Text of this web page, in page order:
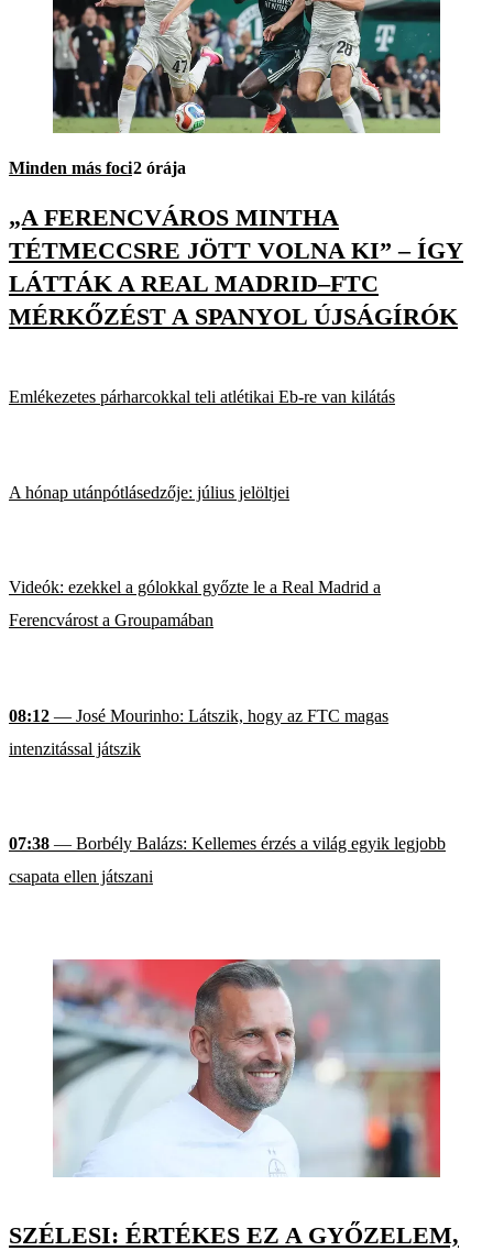
Minden más foci2 órája
„A FERENCVÁROS MINTHA
TÉTMECCSRE JÖTT VOLNA KI” – ÍGY
LÁTTÁK A REAL MADRID–FTC
MÉRKŐZÉST A SPANYOL ÚJSÁGÍRÓK
Emlékezetes párharcokkal teli atlétikai Eb-re van kilátás
A hónap utánpótlásedzője: július jelöltjei
Videók: ezekkel a gólokkal győzte le a Real Madrid a
Ferencvárost a Groupamában
08:12 — José Mourinho: Látszik, hogy az FTC magas
intenzitással játszik
07:38 — Borbély Balázs: Kellemes érzés a világ egyik legjobb
csapata ellen játszani
SZÉLESI: ÉRTÉKES EZ A GYŐZELEM,